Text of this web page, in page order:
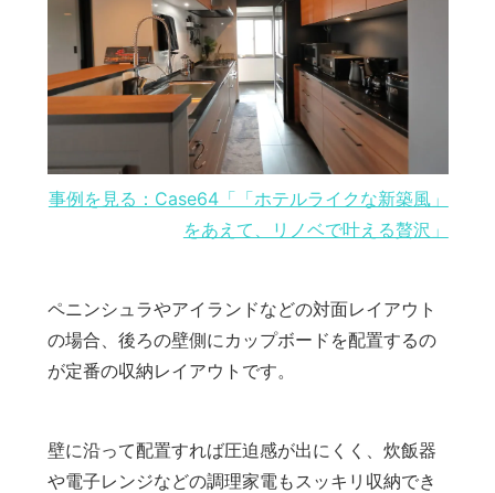
事例を見る：Case64「「ホテルライクな新築風」
をあえて、リノベで叶える贅沢」
ペニンシュラやアイランドなどの対面レイアウト
の場合、後ろの壁側にカップボードを配置するの
が定番の収納レイアウトです。
壁に沿って配置すれば圧迫感が出にくく、炊飯器
や電子レンジなどの調理家電もスッキリ収納でき